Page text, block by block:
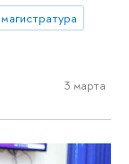
магистратура
3 марта